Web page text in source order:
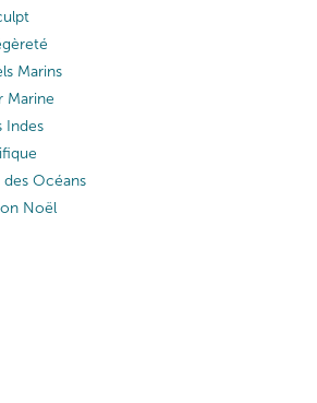
Marins
Marine
Indes
des Océans
Noël